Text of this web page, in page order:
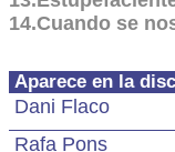
Aparece en la
Dani Flaco
Rafa Pons
14.Cuando se